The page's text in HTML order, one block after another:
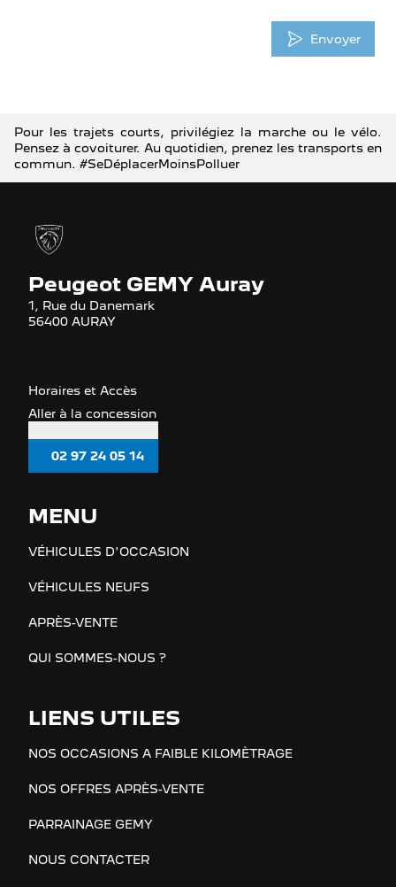
Envoyer
Pour les trajets courts, privilégiez la marche ou le vélo.
Pensez à covoiturer. Au quotidien, prenez les transports en
commun. #SeDéplacerMoinsPolluer
Peugeot GEMY Auray
1, Rue du Danemark
56400 AURAY
Horaires et Accès
Aller à la concession
02 97 24 05 14
MENU
VÉHICULES D'OCCASION
VÉHICULES NEUFS
APRÈS-VENTE
QUI SOMMES-NOUS ?
LIENS UTILES
NOS OCCASIONS A FAIBLE KILOMÈTRAGE
NOS OFFRES APRÈS-VENTE
PARRAINAGE GEMY
NOUS CONTACTER